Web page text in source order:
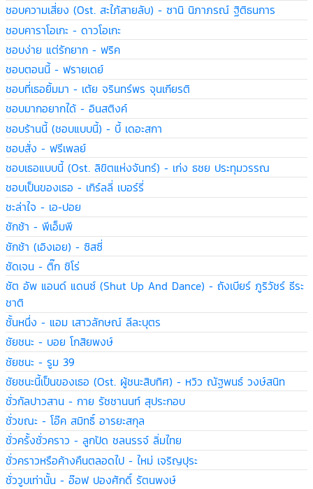
ชอบความเสี่ยง (Ost. สะใภ้สายลับ) - ซานิ นิภาภรณ์ ฐิติธนการ
ชอบคาราโอเกะ - ดาวโอเกะ
ชอบง่าย แต่รักยาก - ฟริค
ชอบตอนนี้ - ฟรายเดย์
ชอบที่เธอยิ้มมา - เต้ย จรินทร์พร จุนเกียรติ
ชอบมากอยากได้ - อินสติงค์
ชอบร้านนี้ (ชอบแบบนี้) - บี้ เดอะสกา
ชอบสั่ง - ฟรีเพลย์
ชอบเธอแบบนี้ (Ost. ลิขิตแห่งจันทร์) - เก่ง ธชย ประทุมวรรณ
ชอบเป็นของเธอ - เกิร์ลลี่ เบอร์รี่
ชะล่าใจ - เอ-ปอย
ชักช้า - พีเอ็มพี
ชักช้า (เอิงเอย) - ซิสซี่
ชัดเจน - ติ๊ก ชิโร่
ชัต อัพ แอนด์ แดนซ์ (Shut Up And Dance) - ถังเบียร์ ภูริวัชร์ ธีระ
ชาติ
ชั้นหนึ่ง - แอม เสาวลักษณ์ ลีละบุตร
ชัยชนะ - บอย โกสิยพงษ์
ชัยชนะ - รูม 39
ชัยชนะนี้เป็นของเธอ (Ost. ผู้ชนะสิบทิศ) - หวิว ณัฐพนธ์ วงษ์สนิท
ชั่วกัลปาวสาน - กาย รัชชานนท์ สุประกอบ
ชั่วขณะ - โอ๊ค สมิทธิ์ อารยะสกุล
ชั่วครั้งชั่วคราว - ลูกปัด ชลนรรจ์ ลิ่มไทย
ชั่วคราวหรือค้างคืนตลอดไป - ใหม่ เจริญปุระ
ชั่ววูบเท่านั้น - อ๊อฟ ปองศักดิ์ รัตนพงษ์